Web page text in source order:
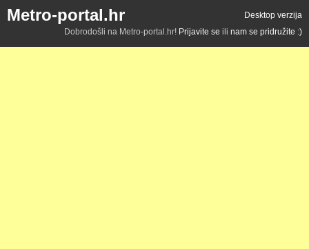
Metro-portal.hr
Desktop verzija
Dobrodošli na Metro-portal.hr! Prijavite se ili nam se pridružite :)